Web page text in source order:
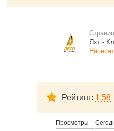
Яхт -
Рейтинг: 1.58
Просмотры